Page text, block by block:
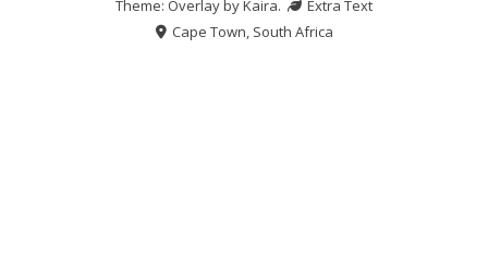
Theme: Overlay byKaira.
Extra Text
Cape Town, South Africa